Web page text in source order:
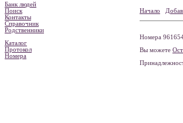
Банк людей
Поиск
Контакты
Справочник
Родственники
Каталог
Протокол
Номера
Начало
Номера
Вы можете